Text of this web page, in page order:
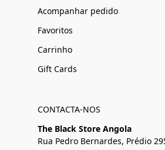
Acompanhar pedido
Favoritos
Carrinho
Gift Cards
CONTACTA-NOS
The Black Store Angola
Rua Pedro Bernardes, Prédio